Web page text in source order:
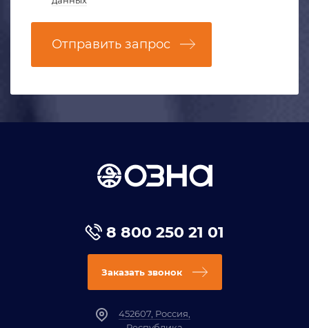
Отправить запрос
8 800 250 21 01
Заказать звонок
452607, Россия,